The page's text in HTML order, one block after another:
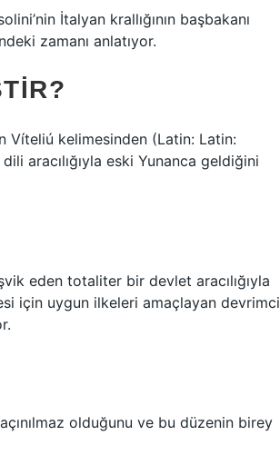
İtalyan krallığının başbakanı
zamanı anlatıyor.
Víteliú kelimesinden (Latin: Latin:
aracılığıyla eski Yunanca geldiğini
eden totaliter bir devlet aracılığıyla
için uygun ilkeleri amaçlayan devrimci
olduğunu ve bu düzenin birey